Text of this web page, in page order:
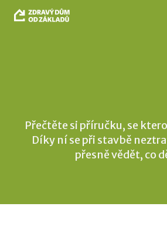
Přečtěte si příručku, se
Díky ní se při stavbě
přesně vědět, co